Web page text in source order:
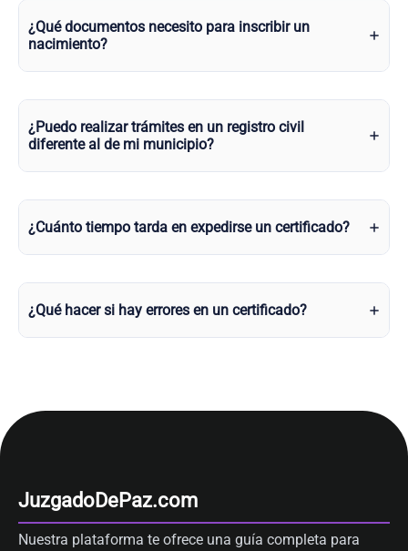
¿Qué documentos necesito para inscribir un
nacimiento?
¿Puedo realizar trámites en un registro civil
diferente al de mi municipio?
¿Cuánto tiempo tarda en expedirse un certificado?
¿Qué hacer si hay errores en un certificado?
JuzgadoDePaz.com
Nuestra plataforma te ofrece una guía completa para